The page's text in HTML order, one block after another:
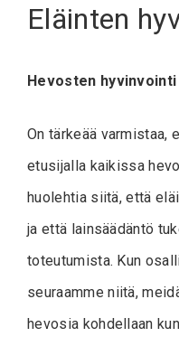
Eläinten
Hevosten
On tärkeää varmistaa,
etusijalla kaikissa
huolehtia siitä, että
ja että lainsäädäntö
toteutumista. Kun
seuraamme niitä,
hevosia kohdellaan